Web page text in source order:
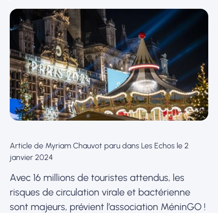
Article de Myriam Chauvot paru dans Les Echos le 2
janvier 2024
Avec 16 millions de touristes attendus, les
risques de circulation virale et bactérienne
sont majeurs, prévient l’association MéninGO !